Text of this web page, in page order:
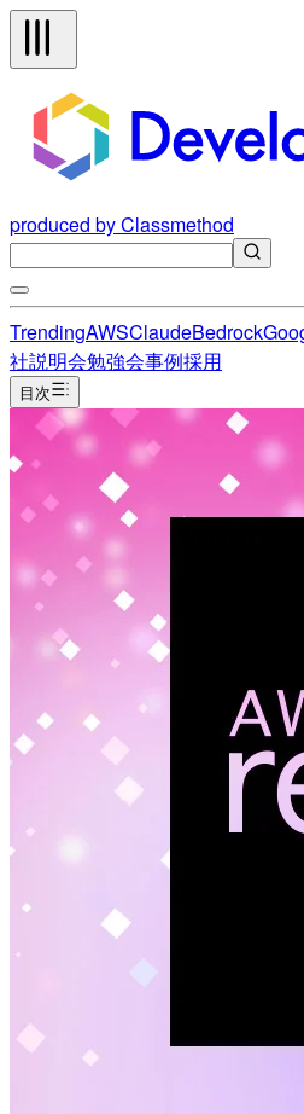
produced by Classmethod
TrendingAWSClaudeBedrock
社説明会勉強会事例採用
目次